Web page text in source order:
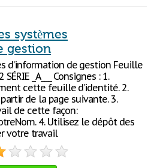
systèmes
gestion
d’information de gestion Feuille
_A___ Consignes : 1.
cette feuille d’identité. 2.
de la page suivante. 3.
de cette façon:
4. Utilisez le dépôt des
votre travail